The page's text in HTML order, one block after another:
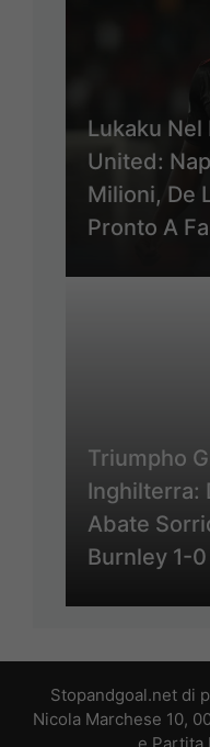
Lukaku Nel
United:
Milioni, De
Pronto A
Triumpho
Inghilterra:
Abate
Burnley 1-
Stopandgoal.net di
Nicola Marchese 10,